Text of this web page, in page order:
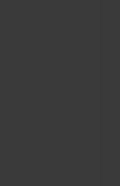
أو من خلال مُراقبتنا
أو من خلال
طائرات الإغاثة
وعلى عكس ما يتم
الاجتماعي، ليست
البحر هي من توفر
المهربون أنفسهم.
في "إس أو إس
مع المهربين، لا
كما أننا لسنا على